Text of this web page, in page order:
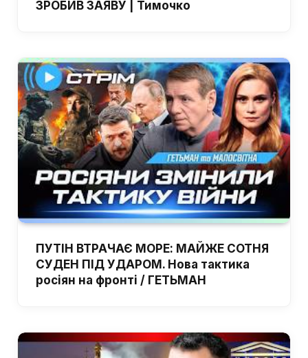
ЗРОБИВ ЗАЯВУ | Тимочко
ПУТІН ВТРАЧАЄ МОРЕ: МАЙЖЕ СОТНЯ
СУДЕН ПІД УДАРОМ. Нова тактика
росіян на фронті / ГЕТЬМАН